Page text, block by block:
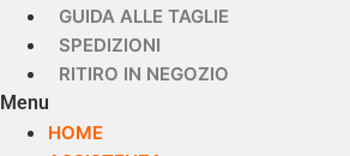
GUIDA ALLE TAGLIE
SPEDIZIONI
RITIRO IN NEGOZIO
Menu
HOME